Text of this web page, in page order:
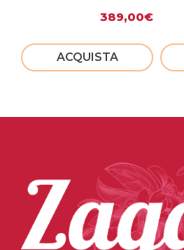
389,00€
ACQUISTA